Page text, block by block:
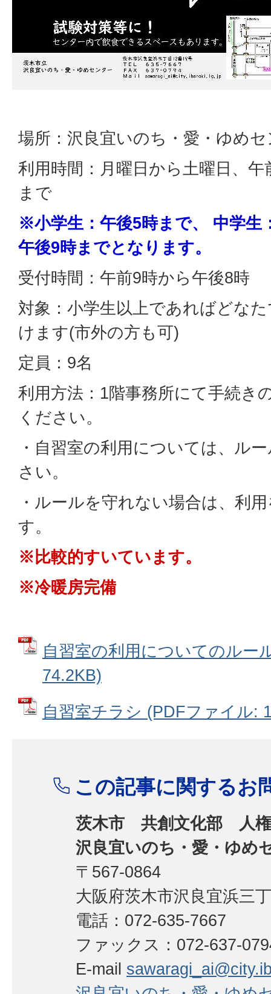
場所：沢良宜いのち・愛・ゆめ
利用時間：月曜日から土曜日、
まで
※小学生：午後5時まで、 中学生
午後9時までとなります。
受付時間：午前9時から午後8時
対象：小学生以上であればどな
けます(市外の方も可)
定員：9名
利用方法：1階事務所にて手続き
ください。
・自習室の利用については、ル
さい。
・ルールを守れない場合は、利
す。
※比較的すいています。
※冷暖房完備
自習室の利用についてのルー
74.2KB)
自習室チラシ (PDFファイル:
この記事に関するお
茨木市 共創文化部 人権
沢良宜いのち・愛・ゆめ
〒567-0864
大阪府茨木市沢良宜浜三
電話：072-635-7667
ファックス：072-637-
E-mail